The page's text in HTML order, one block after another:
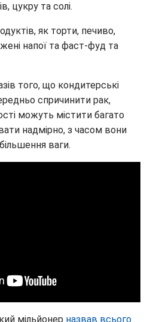
цукру та солі.
як торти, печиво,
напої та фаст-фуд та
того, що кондитерські
спричинити рак,
можуть містити багато
надмірно, з часом вони
ваги.
мільйонер назвав всього